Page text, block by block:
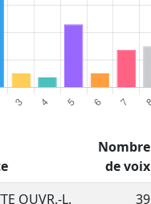
Nombre
de voix
OUVR.-L.
39